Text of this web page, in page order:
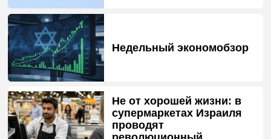
Недельный экономобзор
Не от хорошей жизни: в
супермаркетах Израиля
проводят